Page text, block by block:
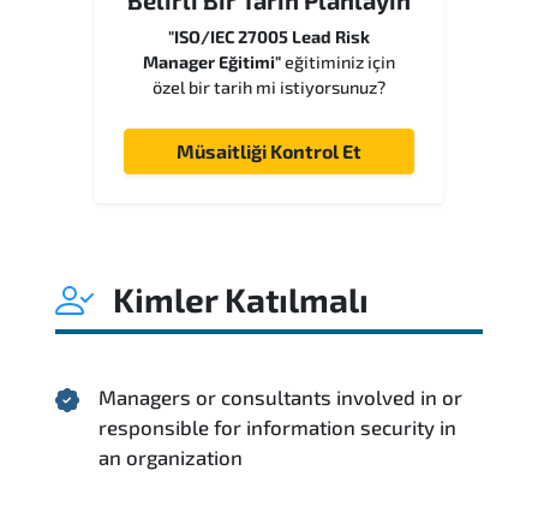
"ISO/IEC 27005 Lead Risk
Manager Eğitimi"eğitiminiz için
özel bir tarih mi istiyorsunuz?
Müsaitliği Kontrol Et
Kimler Katılmalı
Managers or consultants involved in or
responsible for information security in
an organization